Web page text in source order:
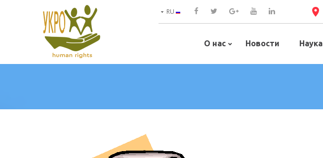
RU
О нас Новости Наука